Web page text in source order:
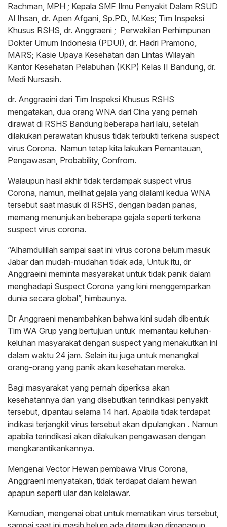
Rachman, MPH ; Kepala SMF Ilmu Penyakit Dalam RSUD
Al Ihsan, dr. Apen Afgani, Sp.PD., M.Kes; Tim Inspeksi
Khusus RSHS, dr. Anggraeni ; Perwakilan Perhimpunan
Dokter Umum Indonesia (PDUI), dr. Hadri Pramono,
MARS; Kasie Upaya Kesehatan dan Lintas Wilayah
Kantor Kesehatan Pelabuhan (KKP) Kelas II Bandung, dr.
Medi Nursasih.
dr. Anggraeini dari Tim Inspeksi Khusus RSHS
mengatakan, dua orang WNA dari Cina yang pernah
dirawat di RSHS Bandung beberapa hari lalu, setelah
dilakukan perawatan khusus tidak terbukti terkena suspect
virus Corona. Namun tetap kita lakukan Pemantauan,
Pengawasan, Probability, Confrom.
Walaupun hasil akhir tidak terdampak suspect virus
Corona, namun, melihat gejala yang dialami kedua WNA
tersebut saat masuk di RSHS, dengan badan panas,
memang menunjukan beberapa gejala seperti terkena
suspect virus corona.
“Alhamdulillah sampai saat ini virus corona belum masuk
Jabar dan mudah-mudahan tidak ada, Untuk itu, dr
Anggraeini meminta masyarakat untuk tidak panik dalam
menghadapi Suspect Corona yang kini menggemparkan
dunia secara global”, himbaunya.
Dr Anggraeni menambahkan bahwa kini sudah dibentuk
Tim WA Grup yang bertujuan untuk memantau keluhan-
keluhan masyarakat dengan suspect yang menakutkan ini
dalam waktu 24 jam. Selain itu juga untuk menangkal
orang-orang yang panik akan kesehatan mereka.
Bagi masyarakat yang pernah diperiksa akan
kesehatannya dan yang disebutkan terindikasi penyakit
tersebut, dipantau selama 14 hari. Apabila tidak terdapat
indikasi terjangkit virus tersebut akan dipulangkan . Namun
apabila terindikasi akan dilakukan pengawasan dengan
mengkarantikankannya.
Mengenai Vector Hewan pembawa Virus Corona,
Anggraeni menyatakan, tidak terdapat dalam hewan
apapun seperti ular dan kelelawar.
Kemudian, mengenai obat untuk mematikan virus tersebut,